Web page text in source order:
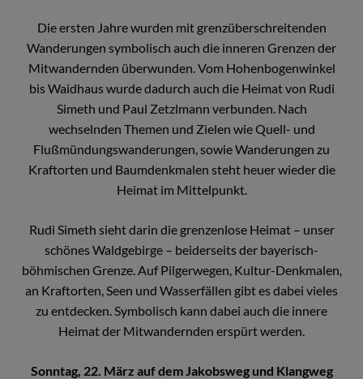
Die ersten Jahre wurden mit grenzüberschreitenden
Wanderungen symbolisch auch die inneren Grenzen der
Mitwandernden überwunden. Vom Hohenbogenwinkel
bis Waidhaus wurde dadurch auch die Heimat von Rudi
Simeth und Paul Zetzlmann verbunden. Nach
wechselnden Themen und Zielen wie Quell- und
Flußmündungswanderungen, sowie Wanderungen zu
Kraftorten und Baumdenkmalen steht heuer wieder die
Heimat im Mittelpunkt.
Rudi Simeth sieht darin die grenzenlose Heimat – unser
schönes Waldgebirge – beiderseits der bayerisch-
böhmischen Grenze. Auf Pilgerwegen, Kultur-Denkmalen,
an Kraftorten, Seen und Wasserfällen gibt es dabei vieles
zu entdecken. Symbolisch kann dabei auch die innere
Heimat der Mitwandernden erspürt werden.
Sonntag, 22. März auf dem Jakobsweg und Klangweg